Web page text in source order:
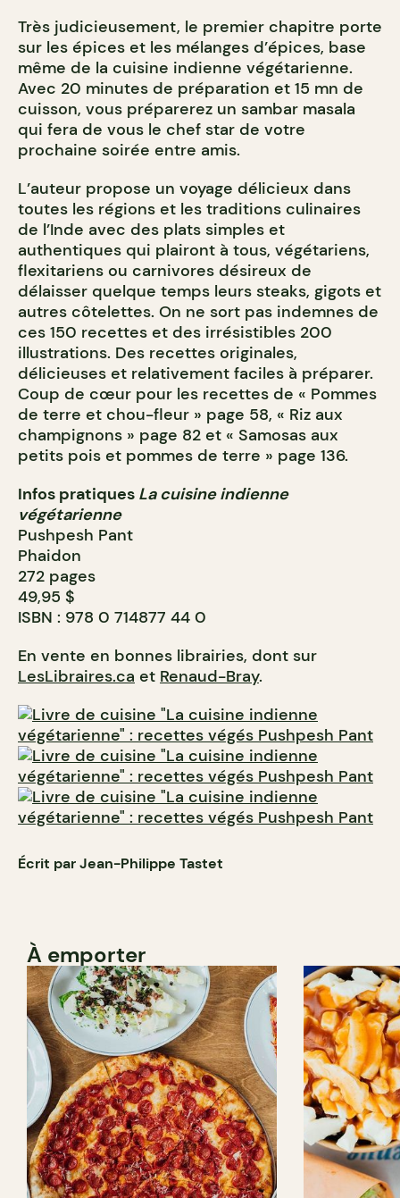
Très judicieusement, le premier chapitre porte
sur les épices et les mélanges d’épices, base
même de la cuisine indienne végétarienne.
Avec 20 minutes de préparation et 15 mn de
cuisson, vous préparerez un sambar masala
qui fera de vous le chef star de votre
prochaine soirée entre amis.
L’auteur propose un voyage délicieux dans
toutes les régions et les traditions culinaires
de l’Inde avec des plats simples et
authentiques qui plairont à tous, végétariens,
flexitariens ou carnivores désireux de
délaisser quelque temps leurs steaks, gigots et
autres côtelettes. On ne sort pas indemnes de
ces 150 recettes et des irrésistibles 200
illustrations. Des recettes originales,
délicieuses et relativement faciles à préparer.
Coup de cœur pour les recettes de « Pommes
de terre et chou-fleur » page 58, « Riz aux
champignons » page 82 et « Samosas aux
petits pois et pommes de terre » page 136.
Infos pratiques La cuisine indienne
végétarienne
Pushpesh Pant
Phaidon
272 pages
49,95 $
ISBN : 978 0 714877 44 0
En vente en bonnes librairies, dont sur
LesLibraires.ca et Renaud-Bray.
Écrit par Jean-Philippe Tastet
À emporter